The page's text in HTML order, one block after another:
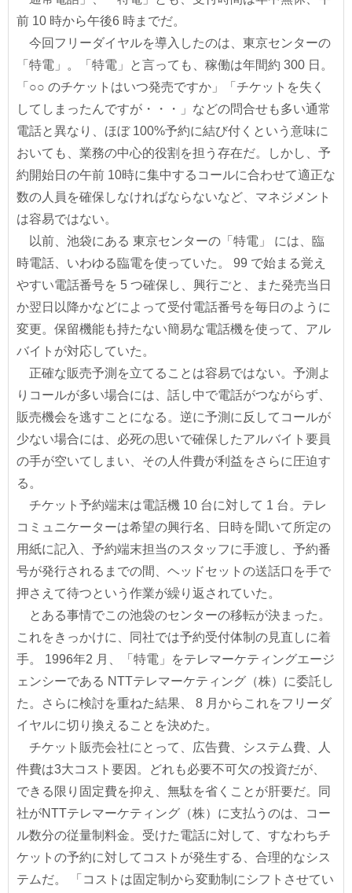
前 10 時から午後6 時までだ。
今回フリーダイヤルを導入したのは、東京センターの
「特電」。「特電」と言っても、稼働は年間約 300 日。
「○○ のチケットはいつ発売ですか」「チケットを失く
してしまったんですが・・・」などの問合せも多い通常
電話と異なり、ほぼ 100%予約に結び付くという意味に
おいても、業務の中心的役割を担う存在だ。しかし、予
約開始日の午前 10時に集中するコールに合わせて適正な
数の人員を確保しなければならないなど、マネジメント
は容易ではない。
以前、池袋にある 東京センターの「特電」 には、臨
時電話、いわゆる臨電を使っていた。 99 で始まる覚え
やすい電話番号を 5 つ確保し、興行ごと、また発売当日
か翌日以降かなどによって受付電話番号を毎日のように
変更。保留機能も持たない簡易な電話機を使って、アル
バイトが対応していた。
正確な販売予測を立てることは容易ではない。予測よ
りコールが多い場合には、話し中で電話がつながらず、
販売機会を逃すことになる。逆に予測に反してコールが
少ない場合には、必死の思いで確保したアルバイト要員
の手が空いてしまい、その人件費が利益をさらに圧迫す
る。
チケット予約端末は電話機 10 台に対して 1 台。テレ
コミュニケーターは希望の興行名、日時を聞いて所定の
用紙に記入、予約端末担当のスタッフに手渡し、予約番
号が発行されるまでの間、ヘッドセットの送話口を手で
押さえて待つという作業が繰り返されていた。
とある事情でこの池袋のセンターの移転が決まった。
これをきっかけに、同社では予約受付体制の見直しに着
手。 1996年2 月、「特電」をテレマーケティングエージ
ェンシーである NTTテレマーケティング（株）に委託し
た。さらに検討を重ねた結果、 8 月からこれをフリーダ
イヤルに切り換えることを決めた。
チケット販売会社にとって、広告費、システム費、人
件費は3大コスト要因。どれも必要不可欠の投資だが、
できる限り固定費を抑え、無駄を省くことが肝要だ。同
社がNTTテレマーケティング（株）に支払うのは、コー
ル数分の従量制料金。受けた電話に対して、すなわちチ
ケットの予約に対してコストが発生する、合理的なシス
テムだ。 「コストは固定制から変動制にシフトさせてい